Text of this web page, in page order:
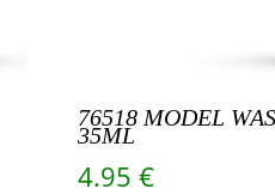
76518 MODEL
35ML
4.95 €